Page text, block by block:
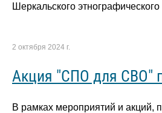
Шеркальского этнографического
2 октября 2024 г.
Акция "СПО для СВО"
В рамках мероприятий и акций,